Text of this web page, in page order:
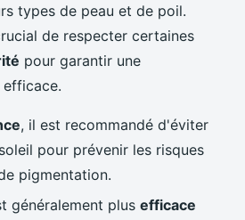
types de peau et de poil.
de respecter certaines
pour garantir une
, il est recommandé d'éviter
pour prévenir les risques
pigmentation.
généralement plus efficace